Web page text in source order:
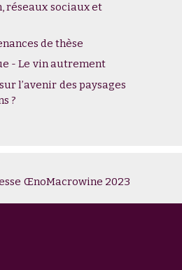
réseaux sociaux et
de thèse
- Le vin autrement
l’avenir des paysages
?
ŒnoMacrowine 2023